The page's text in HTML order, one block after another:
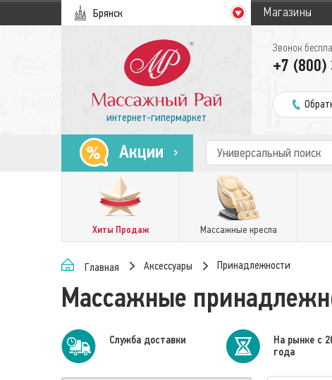
Брянск Магазины
интернет-гипермаркет
Звонок
+7
Акции
Хиты Продаж Массажные кресла
Главная Аксессуары Принадлежности
Массажные
Cлужба доставки
На рынке с
года